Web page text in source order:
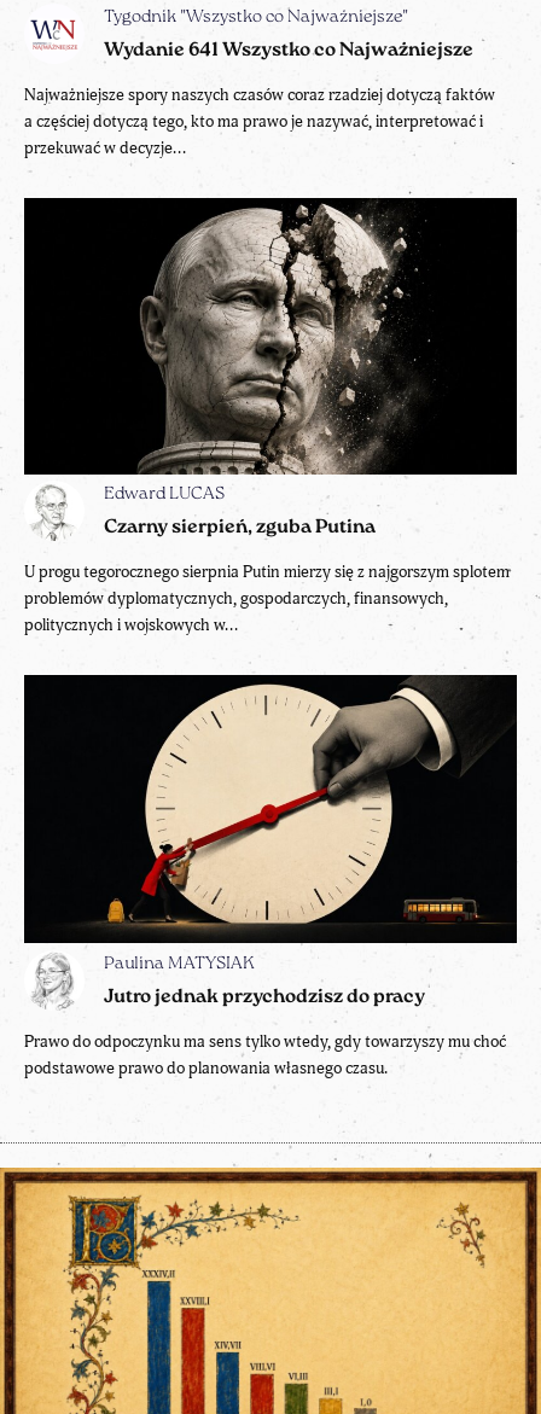
Tygodnik "Wszystko co Najważniejsze"
Wydanie 641 Wszystko co Najważniejsze
Najważniejsze spory naszych czasów coraz rzadziej dotyczą faktów
a częściej dotyczą tego, kto ma prawo je nazywać, interpretować i
przekuwać w decyzje...
Edward LUCAS
Czarny sierpień, zguba Putina
U progu tegorocznego sierpnia Putin mierzy się z najgorszym splotem
problemów dyplomatycznych, gospodarczych, finansowych,
politycznych i wojskowych w...
Paulina MATYSIAK
Jutro jednak przychodzisz do pracy
Prawo do odpoczynku ma sens tylko wtedy, gdy towarzyszy mu choć
podstawowe prawo do planowania własnego czasu.